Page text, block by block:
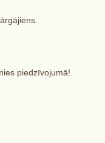
piedzīvojumā!